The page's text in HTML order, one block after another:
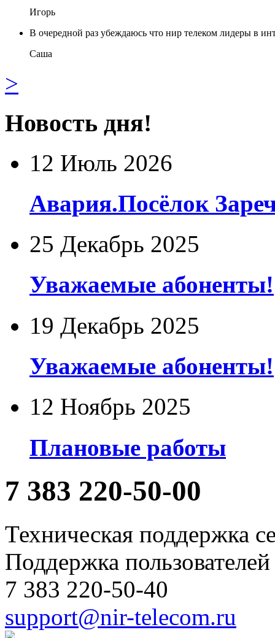
Игорь
В очередной раз убеждаюсь что нир телеком лидеры в
Саша
>
Новость дня!
12 Июль 2026
Авария.Посёлок
25 Декабрь 2025
Уважаемые абоненты!
19 Декабрь 2025
Уважаемые абоненты!
12 Ноябрь 2025
Плановые работы
7 383 220-50-00
Техническая поддержка
Поддержка
7 383 220-50-40
support@nir-telecom.ru